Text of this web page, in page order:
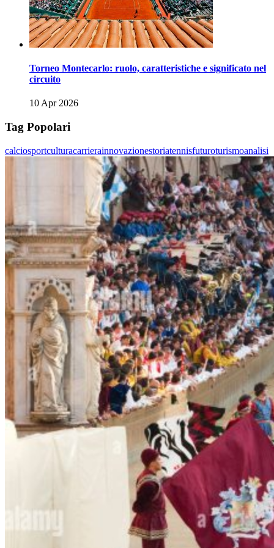
Torneo Montecarlo: ruolo, caratteristiche e significato nel
circuito
10 Apr 2026
Tag Popolari
calciosportculturacarrierainnovazionestoriatennisfuturoturismoanalisi